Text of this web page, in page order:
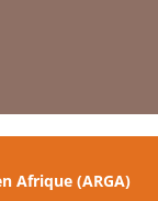
Afrique (ARGA)